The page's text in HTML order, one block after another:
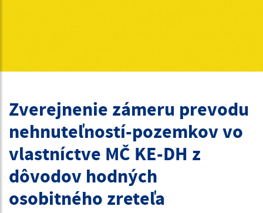
Zverejnenie zámeru prevodu
nehnuteľností-pozemkov vo
vlastníctve MČ KE-DH z
dôvodov hodných
osobitného zreteľa